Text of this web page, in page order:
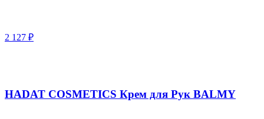
2 127 ₽
HADAT COSMETICS Крем для Рук BALMY